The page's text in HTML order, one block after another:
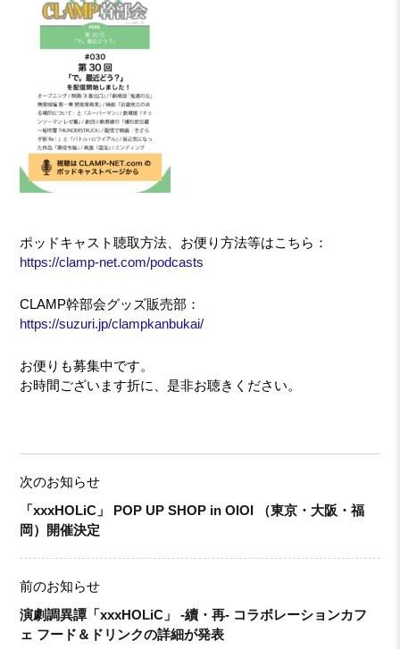
ポッドキャスト聴取方法、お便り方法等はこちら：
https://clamp-net.com/podcasts
CLAMP幹部会グッズ販売部：
https://suzuri.jp/clampkanbukai/
お便りも募集中です。
お時間ございます折に、是非お聴きください。
次のお知らせ
「xxxHOLiC」 POP UP SHOP in OIOI （東京・大阪・福
岡）開催決定
前のお知らせ
演劇調異譚「xxxHOLiC」 -續・再- コラボレーションカフ
ェ フード＆ドリンクの詳細が発表